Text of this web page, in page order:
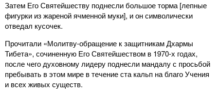
Затем Его Святейшеству поднесли большое торма [лепные
фигурки из жареной ячменной муки], и он символически
отведал кусочек.
Прочитали «Молитву-обращение к защитникам Дхармы
Тибета», сочиненную Его Святейшеством в 1970-х годах,
после чего духовному лидеру поднесли мандалу с просьбой
пребывать в этом мире в течение ста кальп на благо Учения
и всех живых существ.